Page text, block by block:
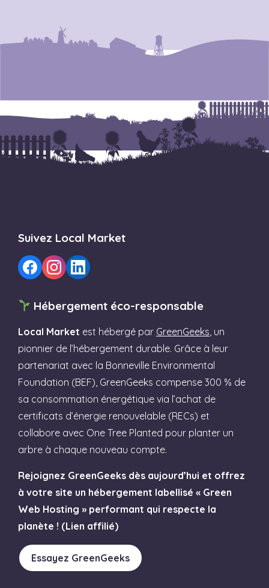
Suivez Local Market
Hébergement éco-responsable
Local Market est hébergé par GreenGeeks, un
pionnier de l’hébergement durable. Grâce à leur
partenariat avec la Bonneville Environmental
Foundation (BEF), GreenGeeks compense 300 % de
sa consommation énergétique via l’achat de
certificats d’énergie renouvelable (RECs) et
collabore avec One Tree Planted pour planter un
arbre à chaque nouveau compte.
Rejoignez GreenGeeks dès aujourd’hui et offrez
à votre site un hébergement labellisé « Green
Web Hosting » performant qui respecte la
planète ! (Lien affilié)
Essayez GreenGeeks